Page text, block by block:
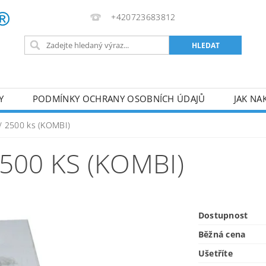
+420723683812
PODMÍNKY OCHRANY OSOBNÍCH ÚDAJŮ JAK
AKUMULÁTOROVÉ NÁŘADÍ
RUČNÍ NÁŘADÍ AKU NÁŘADÍ
2500 ks (KOMBI)
KS (KOMBI)
Dostupnost
Běžná cena
Ušetříte